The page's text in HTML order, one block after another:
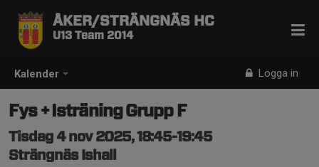
Kalender Logga in
ÅKER/STRÄNGNÄS HC
U13 Team 2014
Fys + Isträning Grupp F
Tisdag 4 nov 2025, 18:45-19:45
Strängnäs Ishall